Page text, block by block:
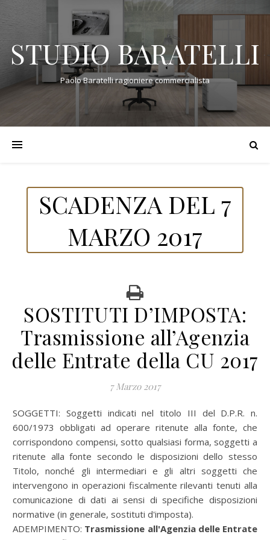
STUDIO BARATELLI
Paolo Baratelli ragioniere commercialista
SCADENZA DEL 7
MARZO 2017
SOSTITUTI D’IMPOSTA:
Trasmissione all’Agenzia
delle Entrate della CU 2017
7 Marzo 2017
SOGGETTI: Soggetti indicati nel titolo III del D.P.R. n.
600/1973 obbligati ad operare ritenute alla fonte, che
corrispondono compensi, sotto qualsiasi forma, soggetti a
ritenute alla fonte secondo le disposizioni dello stesso
Titolo, nonché gli intermediari e gli altri soggetti che
intervengono in operazioni fiscalmente rilevanti tenuti alla
comunicazione di dati ai sensi di specifiche disposizioni
normative (in generale, sostituti d'imposta).
ADEMPIMENTO: Trasmissione all'Agenzia delle Entrate